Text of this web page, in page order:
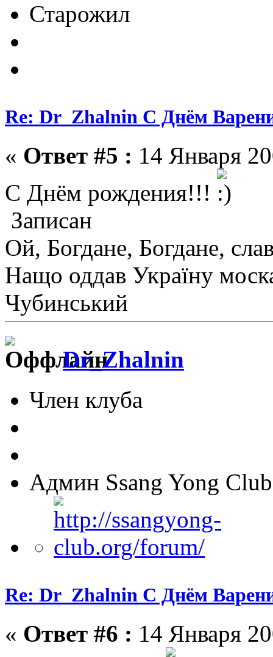
Старожил
Re: Dr_Zhalnin С Днём
« Ответ #5 : 14 Января
C Днём рождения!!!
Записан
Ой, Богдане, Богдане,
Нащо оддав Україну
Чубинський
Dr_Zhalnin
Член клуба
Админ Ssang Yong
Re: Dr_Zhalnin С Днём
« Ответ #6 : 14 Января